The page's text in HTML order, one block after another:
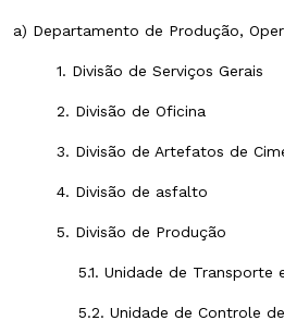
a) Departamento de Produção,
1. Divisão de Serviços Gerais
2. Divisão de Oficina
3. Divisão de Artefatos de
4. Divisão de asfalto
5. Divisão de Produção
5.1. Unidade de Transporte e
5.2. Unidade de Controle de